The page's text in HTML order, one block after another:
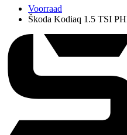
Voorraad
Škoda Kodiaq 1.5 TSI